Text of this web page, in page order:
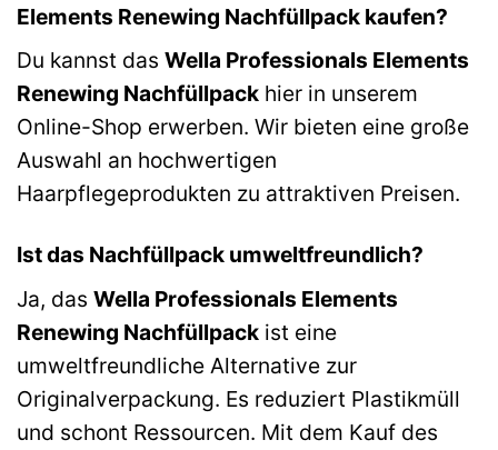
Elements Renewing Nachfüllpack kaufen?
Du kannst das Wella Professionals Elements
Renewing Nachfüllpack hier in unserem
Online-Shop erwerben. Wir bieten eine große
Auswahl an hochwertigen
Haarpflegeprodukten zu attraktiven Preisen.
Ist das Nachfüllpack umweltfreundlich?
Ja, das Wella Professionals Elements
Renewing Nachfüllpack ist eine
umweltfreundliche Alternative zur
Originalverpackung. Es reduziert Plastikmüll
und schont Ressourcen. Mit dem Kauf des